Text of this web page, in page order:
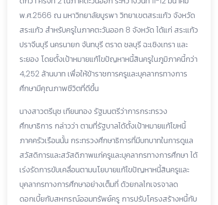
พ.ศ.2566 ณ มหาวิทยาลัยบูรพา วิทยาเขตสระแก้ว จังหวัด
สระแก้ว สำหรับครูในภาคตะวันออก 8 จังหวัด ได้แก่ สระแก้ว
ปราจีนบุรี นครนายก จันทบุรี ตราด ชลบุรี ฉะเชิงเทรา และ
ระยอง โดยตั้งเป้าหมายแก้ไขปัญหาหนี้สินครูในภูมิภาคนี้กว่า
4,252 ล้านบาท เพื่อให้ข้าราชการครูและบุคลากรทางการ
ศึกษามีคุณภาพชีวิตที่ดีขึ้น
นางสาวตรีนุช เทียนทอง รัฐมนตรีว่าการกระทรวง
ศึกษาธิการ กล่าวว่า ตามที่รัฐบาลได้ตั้งเป้าหมายแก้ไขหนี้
ภาคครัวเรือนนั้น กระทรวงศึกษาธิการที่มีบทบาทในการดูแล
สวัสดิการและสวัสดิภาพแก่ครูและบุคลากรทางการศึกษา ได้
เร่งรัดการขับเคลื่อนตามนโยบายแก้ไขปัญหาหนี้สินครูและ
บุคลากรทางการศึกษาอย่างเต็มที่ ด้วยกลไกเจรจาลด
ดอกเบี้ยกับสหกรณ์ออมทรัพย์ครู การปรับโครงสร้างหนี้กับ